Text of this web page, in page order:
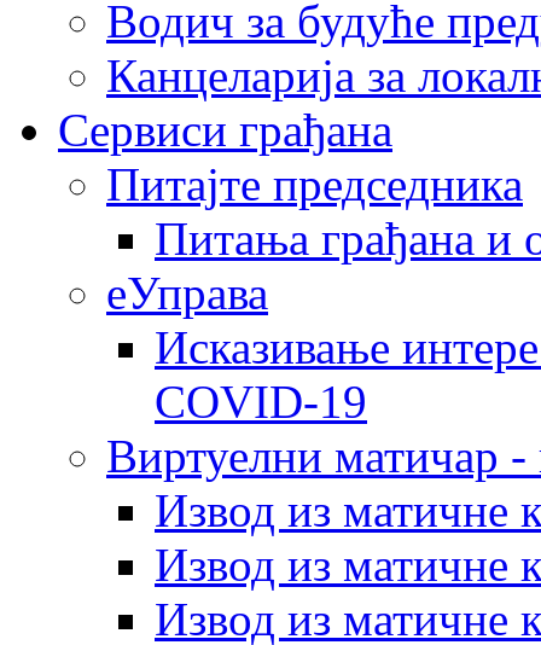
Водич за будуће
Канцеларија за
Сервиси грађана
Питајте председника
Питања грађана и
еУправа
Исказивање
COVID-19
Виртуелни матичар -
Извод из матичне
Извод из матичне
Извод из матичне